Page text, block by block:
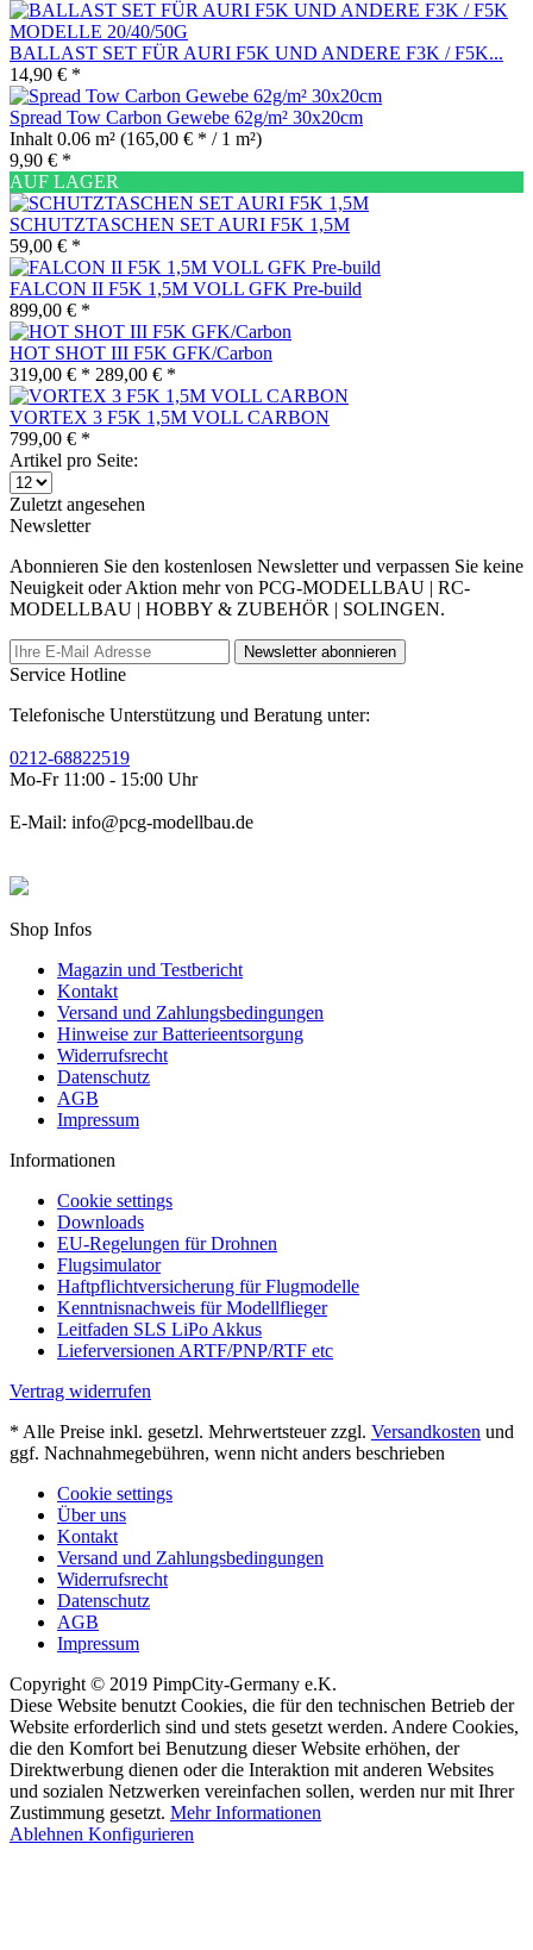
BALLAST SET FÜR AURI F5K UND ANDERE F3K / F5K...
14,90 € *
Spread Tow Carbon Gewebe 62g/m² 30x20cm
Inhalt 0.06 m² (165,00 € * / 1 m²)
9,90 € *
AUF LAGER
SCHUTZTASCHEN SET AURI F5K 1,5M
59,00 € *
FALCON II F5K 1,5M VOLL GFK Pre-build
899,00 € *
HOT SHOT III F5K GFK/Carbon
319,00 € * 289,00 € *
VORTEX 3 F5K 1,5M VOLL CARBON
799,00 € *
Artikel pro Seite:
Zuletzt angesehen
Newsletter
Abonnieren Sie den kostenlosen Newsletter und verpassen Sie keine
Neuigkeit oder Aktion mehr von PCG-MODELLBAU | RC-
MODELLBAU | HOBBY & ZUBEHÖR | SOLINGEN.
Newsletter abonnieren
Service Hotline
Telefonische Unterstützung und Beratung unter:
0212-68822519
Mo-Fr 11:00 - 15:00 Uhr
E-Mail: info@pcg-modellbau.de
Shop Infos
Magazin und Testbericht
Kontakt
Versand und Zahlungsbedingungen
Hinweise zur Batterieentsorgung
Widerrufsrecht
Datenschutz
AGB
Impressum
Informationen
Cookie settings
Downloads
EU-Regelungen für Drohnen
Flugsimulator
Haftpflichtversicherung für Flugmodelle
Kenntnisnachweis für Modellflieger
Leitfaden SLS LiPo Akkus
Lieferversionen ARTF/PNP/RTF etc
Vertrag widerrufen
* Alle Preise inkl. gesetzl. Mehrwertsteuer zzgl. Versandkosten und
ggf. Nachnahmegebühren, wenn nicht anders beschrieben
Cookie settings
Über uns
Kontakt
Versand und Zahlungsbedingungen
Widerrufsrecht
Datenschutz
AGB
Impressum
Copyright © 2019 PimpCity-Germany e.K.
Diese Website benutzt Cookies, die für den technischen Betrieb der
Website erforderlich sind und stets gesetzt werden. Andere Cookies,
die den Komfort bei Benutzung dieser Website erhöhen, der
Direktwerbung dienen oder die Interaktion mit anderen Websites
und sozialen Netzwerken vereinfachen sollen, werden nur mit Ihrer
Zustimmung gesetzt. Mehr Informationen
Ablehnen Konfigurieren